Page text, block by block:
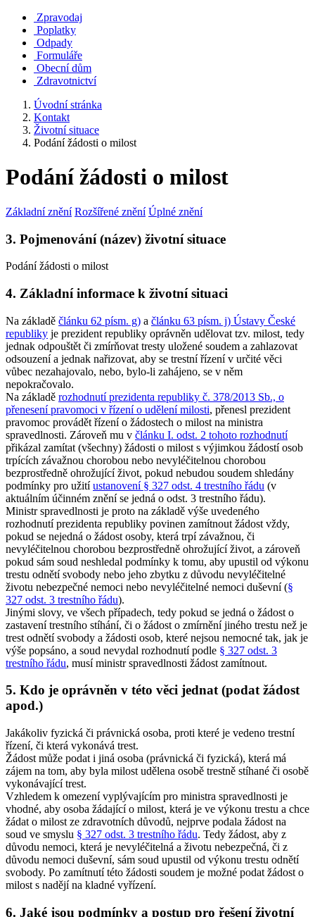
Zpravodaj
Poplatky
Odpady
Formuláře
Obecní dům
Zdravotnictví
Úvodní stránka
Kontakt
Životní situace
Podání žádosti o milost
Podání žádosti o milost
Základní znění Rozšířené znění Úplné znění
3. Pojmenování (název) životní situace
Podání žádosti o milost
4. Základní informace k životní situaci
Na základě článku 62 písm. g) a článku 63 písm. j) Ústavy České
republiky je prezident republiky oprávněn udělovat tzv. milost, tedy
jednak odpouštět či zmírňovat tresty uložené soudem a zahlazovat
odsouzení a jednak nařizovat, aby se trestní řízení v určité věci
vůbec nezahajovalo, nebo, bylo-li zahájeno, se v něm
nepokračovalo.
Na základě rozhodnutí prezidenta republiky č. 378/2013 Sb., o
přenesení pravomoci v řízení o udělení milosti, přenesl prezident
pravomoc provádět řízení o žádostech o milost na ministra
spravedlnosti. Zároveň mu v článku I. odst. 2 tohoto rozhodnutí
přikázal zamítat (všechny) žádosti o milost s výjimkou žádostí osob
trpících závažnou chorobou nebo nevyléčitelnou chorobou
bezprostředně ohrožující život, pokud nebudou soudem shledány
podmínky pro užitíustanovení § 327 odst. 4 trestního řádu (v
aktuálním účinném znění se jedná o odst. 3 trestního řádu).
Ministr spravedlnosti je proto na základě výše uvedeného
rozhodnutí prezidenta republiky povinen zamítnout žádost vždy,
pokud se nejedná o žádost osoby, která trpí závažnou, či
nevyléčitelnou chorobou bezprostředně ohrožující život, a zároveň
pokud sám soud neshledal podmínky k tomu, aby upustil od výkonu
trestu odnětí svobody nebo jeho zbytku z důvodu nevyléčitelné
životu nebezpečné nemoci nebo nevyléčitelné nemoci duševní (§
327 odst. 3 trestního řádu).
Jinými slovy, ve všech případech, tedy pokud se jedná o žádost o
zastavení trestního stíhání, či o žádost o zmírnění jiného trestu než je
trest odnětí svobody a žádosti osob, které nejsou nemocné tak, jak je
výše popsáno, a soud nevydal rozhodnutí podle § 327 odst. 3
trestního řádu, musí ministr spravedlnosti žádost zamítnout.
5. Kdo je oprávněn v této věci jednat (podat žádost
apod.)
Jakákoliv fyzická či právnická osoba, proti které je vedeno trestní
řízení, či která vykonává trest.
Žádost může podat i jiná osoba (právnická či fyzická), která má
zájem na tom, aby byla milost udělena osobě trestně stíhané či osobě
vykonávající trest.
Vzhledem k omezení vyplývajícím pro ministra spravedlnosti je
vhodné, aby osoba žádající o milost, která je ve výkonu trestu a chce
žádat o milost ze zdravotních důvodů, nejprve podala žádost na
soud ve smyslu § 327 odst. 3 trestního řádu. Tedy žádost, aby z
důvodu nemoci, která je nevyléčitelná a životu nebezpečná, či z
důvodu nemoci duševní, sám soud upustil od výkonu trestu odnětí
svobody. Po zamítnutí této žádosti soudem je možné podat žádost o
milost s nadějí na kladné vyřízení.
6. Jaké jsou podmínky a postup pro řešení životní